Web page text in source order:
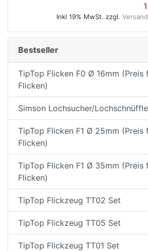
Inkl 19% MwSt. zzgl.
Bestseller
TipTop Flicken F0 Ø 16mm (Preis
Flicken)
Simson Lochsucher/
TipTop Flicken F1 Ø 25mm (Preis
Flicken)
TipTop Flicken F1 Ø 35mm (Preis
Flicken)
TipTop Flickzeug TT02 Set
TipTop Flickzeug TT05 Set
TipTop Flickzeug TT01 Set